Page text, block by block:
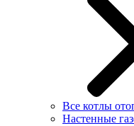
Все котлы
Настенные